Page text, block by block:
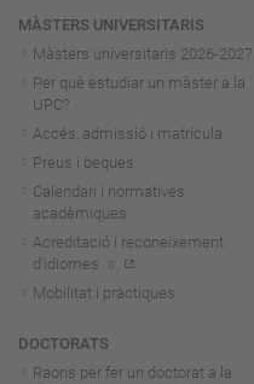
MÀSTERS UNIVERSITARIS
Màsters universitaris 2026-2027
Per què estudiar un màster a la
UPC?
Accés, admissió i matrícula
Preus i beques
Calendari i normatives
acadèmiques
Acreditació i reconeixement
d'idiomes
Mobilitat i pràctiques
DOCTORATS
Raons per fer un doctorat a la